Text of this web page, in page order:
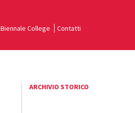
Biennale College Contatti
ARCHIVIO STORICO